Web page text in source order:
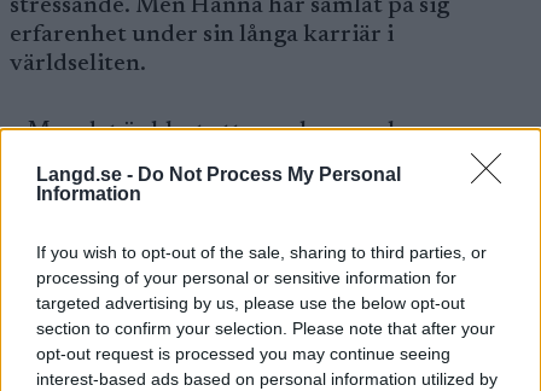
Langd.se - Do Not Process My Personal
Information
If you wish to opt-out of the sale, sharing to third parties, or
processing of your personal or sensitive information for
targeted advertising by us, please use the below opt-out
section to confirm your selection. Please note that after your
opt-out request is processed you may continue seeing
interest-based ads based on personal information utilized by
stressande. Men Hanna har samlat på sig
erfarenhet under sin långa karriär i
världseliten.
– Men det är klart att man har en plan som man
har satt upp av en anledning. Det är väl alltid
tufft när man inte kan fullfölja planen utan får
år och byggt på mig lite rutin.
”Tydliga nycklar”
Vad har du lagt fokus på under försäsongen?